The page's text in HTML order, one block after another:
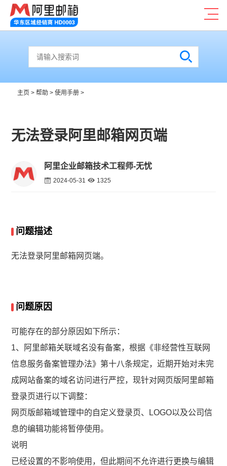
主页 > 帮助> 使用手册>
无法登录阿里邮箱网页端
阿里企业邮箱技术工程师-无忧
2024-05-31 1325
问题描述
无法登录阿里邮箱网页端。
问题原因
可能存在的部分原因如下所示：
1、阿里邮箱关联域名没有备案，根据《非经营性互联网
信息服务备案管理办法》第十八条规定，近期开始对未完
成网站备案的域名访问进行严控，现针对网页版阿里邮箱
登录页进行以下调整：
网页版邮箱域管理中的自定义登录页、LOGO以及公司信
息的编辑功能将暂停使用。
说明
已经设置的不影响使用，但此期间不允许进行更换与编辑